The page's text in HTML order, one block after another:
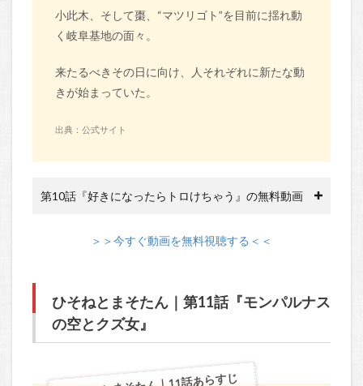
小此木、そして棗、“マツリゴト”を目前に揺れ動
く岐阜基地の面々。
来たるべきその日に向け、人それぞれに新たな動
きが始まっていた。
出典：公式サイト
第10話『好きになったらトロけちゃう』の無料動画
＞＞今すぐ動画を無料視聴する＜＜
ひそねとまそたん｜第11話『モンパルナス
の空とクズ女』